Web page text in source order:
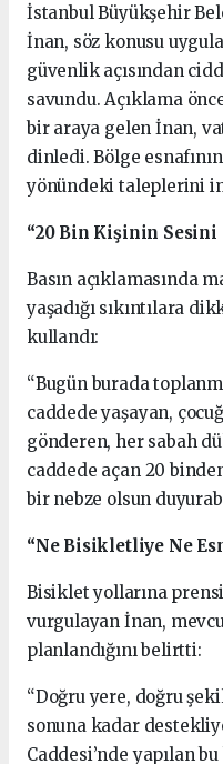
İstanbul Büyükşehir
İnan, söz konusu
güvenlik açısından
savundu. Açıklama
bir araya gelen İnan,
dinledi. Bölge
yönündeki taleplerini
“20 Bin Kişinin Sesini
Basın açıklamasında
yaşadığı sıkıntılara
kullandı:
“Bugün burada
caddede yaşayan,
gönderen, her sabah
caddede açan 20
bir nebze olsun
“Ne Bisikletliye Ne
Bisiklet yollarına
vurgulayan İnan,
planlandığını belirtti:
“Doğru yere, doğru
sonuna kadar
Caddesi’nde yapılan